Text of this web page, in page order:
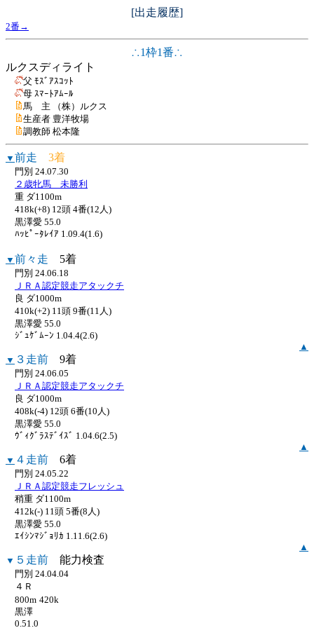
[出走履歴]
2番→
∴1枠1番∴
ルクスディライト
父 ﾓｽﾞｱｽｺｯﾄ
母 ｽﾏｰﾄｱﾑｰﾙ
馬 主 （株）ルクス
生産者 豊洋牧場
調教師 松本隆
▼ 前走 3着
門別 24.07.30
２歳牝馬 未勝利
重 ダ1100m
418k(+8) 12頭 4番(12人)
黒澤愛 55.0
ﾊｯﾋﾟｰﾀﾚｲｱ 1.09.4(1.6)
▼ 前々走 5着
門別 24.06.18
ＪＲＡ認定競走アタックチ
良 ダ1000m
410k(+2) 11頭 9番(11人)
黒澤愛 55.0
ｼﾞｭｹﾞﾑｰﾝ 1.04.4(2.6)
▲
▼ ３走前 9着
門別 24.06.05
ＪＲＡ認定競走アタックチ
良 ダ1000m
408k(-4) 12頭 6番(10人)
黒澤愛 55.0
ｳﾞｨｸﾞﾗｽﾃﾞｲｽﾞ 1.04.6(2.5)
▲
▼ ４走前 6着
門別 24.05.22
ＪＲＡ認定競走フレッシュ
稍重 ダ1100m
412k(-) 11頭 5番(8人)
黒澤愛 55.0
ｴｲｼﾝﾏｼﾞｮﾘｶ 1.11.6(2.6)
▲
▼ ５走前 能力検査
門別 24.04.04
４Ｒ
800m 420k
黒澤
0.51.0